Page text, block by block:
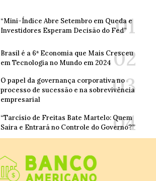
“Mini-Índice Abre Setembro em Queda e
Investidores Esperam Decisão do Fed”
Brasil é a 6ª Economia que Mais Cresceu
em Tecnologia no Mundo em 2024
O papel da governança corporativa no
processo de sucessão e na sobrevivência
empresarial
“Tarcísio de Freitas Bate Martelo: Quem
Saira e Entrará no Controle do Governo?”